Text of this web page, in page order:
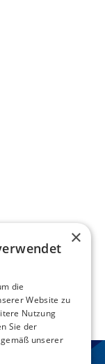
×
die
Website zu
Nutzung
Sie der
unserer